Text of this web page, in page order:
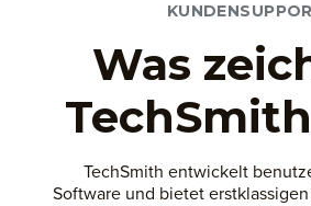
Was
TechSmith entwickelt
Software und bietet